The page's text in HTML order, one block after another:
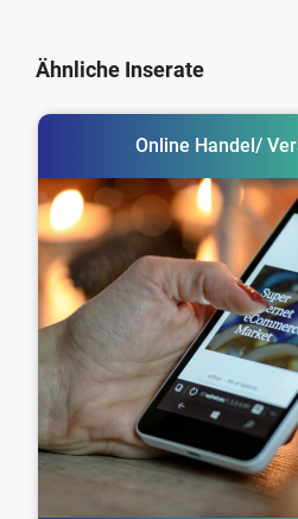
Ähnliche Inserate
Online Handel/